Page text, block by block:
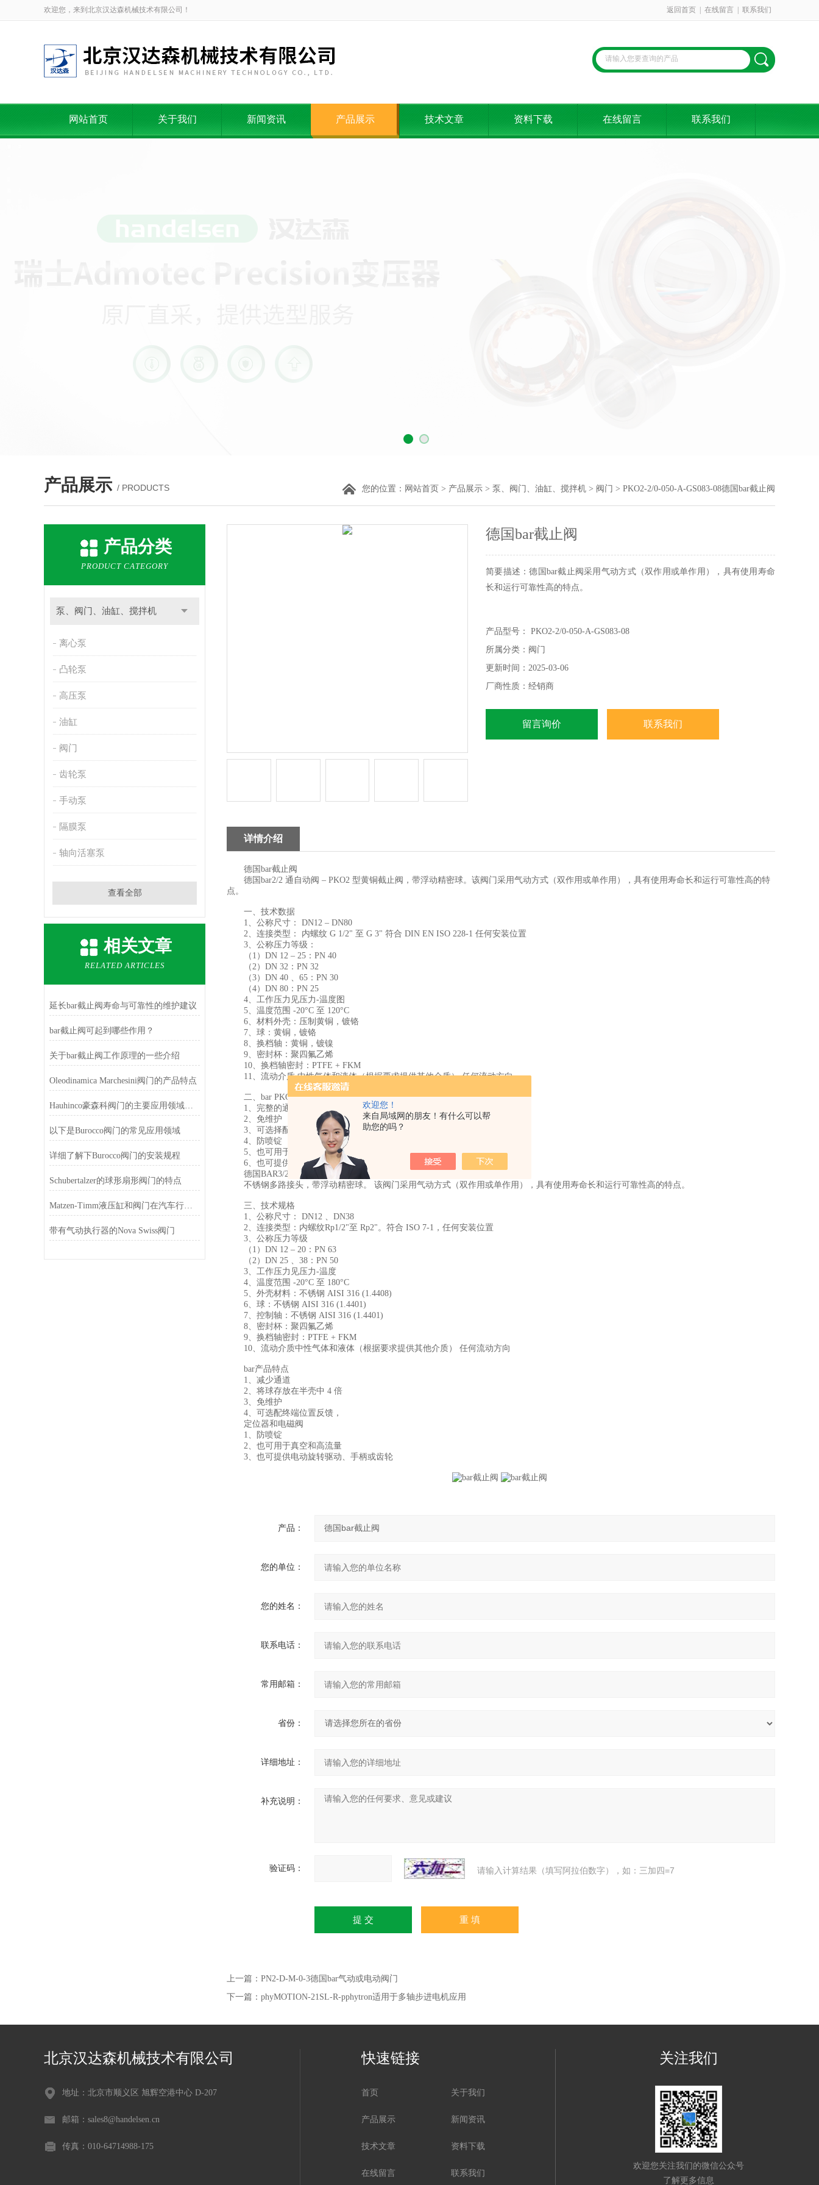
欢迎您！
来自局域网的朋友！有什么可以帮
助您的吗？
欢迎您，来到北京汉达森机械技术有限公司！ 返回首页 在线留言 联系我们
网站首页 关于我们 新闻资讯 产品展示 技术文章 资料下载 在线留言 联系我们
产品展示 / PRODUCTS 您的位置： 网站首页 > 产品展示 > 泵、阀门、油缸、搅拌机 > 阀门 > PKO2-2/0-050-A-GS083-08德国bar截止阀
产品分类
PRODUCT CATEGORY
泵、阀门、油缸、搅拌机
离心泵
凸轮泵
高压泵
油缸
阀门
齿轮泵
手动泵
隔膜泵
轴向活塞泵
查看全部
相关文章
RELATED ARTICLES
延长bar截止阀寿命与可靠性的维护建议
bar截止阀可起到哪些作用？
关于bar截止阀工作原理的一些介绍
Oleodinamica Marchesini阀门的产品特点
Hauhinco豪森科阀门的主要应用领域有这些
以下是Burocco阀门的常见应用领域
详细了解下Burocco阀门的安装规程
Schubertalzer的球形扇形阀门的特点
Matzen-Timm液压缸和阀门在汽车行业的应用
带有气动执行器的Nova Swiss阀门
德国bar截止阀
简要描述：德国bar截止阀采用气动方式（双作用或单作用），具有使用寿命
长和运行可靠性高的特点。
产品型号： PKO2-2/0-050-A-GS083-08
所属分类：阀门
更新时间：2025-03-06
厂商性质：经销商
留言询价 联系我们
详情介绍
德国bar截止阀
德国bar2/2 通自动阀 – PKO2 型黄铜截止阀，带浮动精密球。该阀门采用气动方式（双作用或单作用），具有使用寿命长和运行可靠性高的特
点。
一、技术数据
1、公称尺寸： DN12 – DN80
2、连接类型： 内螺纹 G 1/2" 至 G 3" 符合 DIN EN ISO 228-1 任何安装位置
3、公称压力等级：
（1）DN 12 – 25：PN 40
（2）DN 32：PN 32
（3）DN 40 、65：PN 30
（4）DN 80：PN 25
4、工作压力见压力-温度图
5、温度范围 -20°C 至 120°C
6、材料外壳：压制黄铜，镀铬
7、球：黄铜，镀铬
8、换档轴：黄铜，镀镍
9、密封杯：聚四氟乙烯
10、换档轴密封：PTFE + FKM
11、流动介质 中性气体和液体（根据要求提供其他介质） 任何流动方向
二、bar PKO2、1/0、025、C、GS-052、10产品特点
1、完整的通道
2、免维护
3、可选择配备终端位置反馈、位置控制器和电磁阀
4、防喷锭
5、也可用于真空和高流量
6、也可提供电动旋转驱动、手柄或齿轮
德国BAR3/2 路自动接头–PKT 型产品描述
不锈钢多路接头，带浮动精密球。 该阀门采用气动方式（双作用或单作用），具有使用寿命长和运行可靠性高的特点。
三、技术规格
1、公称尺寸： DN12 、DN38
2、连接类型：内螺纹Rp1/2"至 Rp2"。符合 ISO 7-1，任何安装位置
3、公称压力等级
（1）DN 12 – 20：PN 63
（2）DN 25 、38：PN 50
3、工作压力见压力-温度
4、温度范围 -20°C 至 180°C
5、外壳材料：不锈钢 AISI 316 (1.4408)
6、球：不锈钢 AISI 316 (1.4401)
7、控制轴：不锈钢 AISI 316 (1.4401)
8、密封杯：聚四氟乙烯
9、换档轴密封：PTFE + FKM
10、流动介质中性气体和液体（根据要求提供其他介质） 任何流动方向
bar产品特点
1、减少通道
2、将球存放在半壳中 4 倍
3、免维护
4、可选配终端位置反馈，
定位器和电磁阀
1、防喷锭
2、也可用于真空和高流量
3、也可提供电动旋转驱动、手柄或齿轮
产品：
您的单位：
您的姓名：
联系电话：
常用邮箱：
省份：
详细地址：
补充说明：
验证码： 请输入计算结果（填写阿拉伯数字），如：三加四=7
上一篇： PN2-D-M-0-3德国bar气动或电动阀门
下一篇： phyMOTION-21SL-R-pphytron适用于多轴步进电机应用
北京汉达森机械技术有限公司
地址：北京市顺义区 旭辉空港中心 D-207
邮箱：sales8@handelsen.cn
传真：010-64714988-175
快速链接
首页 关于我们
产品展示 新闻资讯
技术文章 资料下载
在线留言 联系我们
关注我们
欢迎您关注我们的微信公众号
了解更多信息